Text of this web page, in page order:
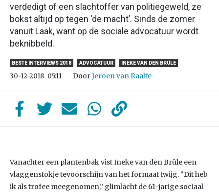
verdedigt of een slachtoffer van politiegeweld, ze
bokst altijd op tegen ‘de macht’. Sinds de zomer
vanuit Laak, want op de sociale advocatuur wordt
beknibbeld.
BESTE INTERVIEWS 2018 ADVOCATUUR INEKE VAN DEN BRÛLE
30-12-2018 05:11 DoorJeroen van Raalte
Vanachter een plantenbak vist Ineke van den Brûle een
vlaggenstokje tevoorschijn van het formaat twijg. “Dit heb
ik als trofee meegenomen,” glimlacht de 61-jarige sociaal